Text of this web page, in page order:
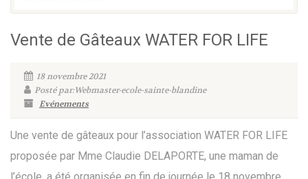
Vente de Gâteaux WATER FOR LIFE
18 novembre 2021
Posté par:Webmaster-ecole-sainte-blandine
Evénements
Une vente de gâteaux pour l’association WATER FOR LIFE
proposée par Mme Claudie DELAPORTE, une maman de